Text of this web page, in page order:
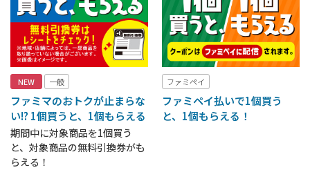
NEW 一般
ファミマのおトクが止まらな
い!? 1個買うと、1個もらえる
期間中に対象商品を1個買う
と、対象商品の無料引換券がも
らえる！
ファミペイ
ファミペイ払いで1個買う
と、1個もらえる！